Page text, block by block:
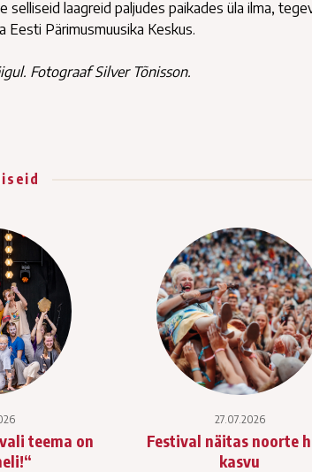
selliseid laagreid paljudes paikades üla ilma,
Eesti Pärimusmuusika Keskus.
Fotograaf Silver Tõnisson.
teema on
27.07.2026
Festival näitas noorte
kasvu